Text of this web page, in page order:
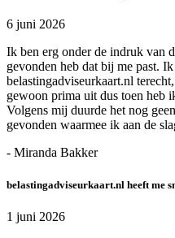
6 juni 2026
Ik ben erg onder de indruk van
gevonden heb dat bij me past.
belastingadviseurkaart.nl
gewoon prima uit dus toen heb
Volgens mij duurde het nog
gevonden waarmee ik aan de
- Miranda Bakker
belastingadviseurkaart.nl heeft me
1 juni 2026